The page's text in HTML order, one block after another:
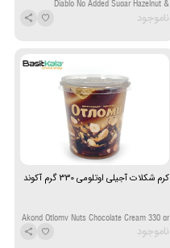
Diablo No Added Sugar Hazelnut &
Chocolate Spread 350 g
ناموجود
کرم شکلات آجیلی اوتلومی 330 گرم آکوند
Akond Otlomy Nuts Chocolate Cream 330 gr
ناموجود